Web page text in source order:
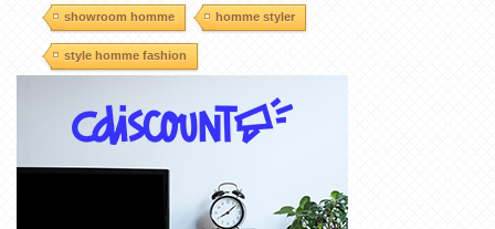
showroom homme homme styler
style homme fashion